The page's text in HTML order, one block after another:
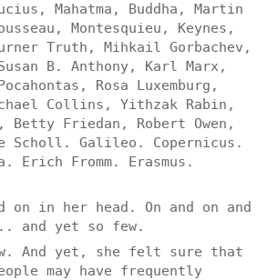
Mahatma, Buddha, Martin
Montesquieu, Keynes,
Truth, Mihkail Gorbachev,
B. Anthony, Karl Marx,
Rosa Luxemburg,
Collins, Yithzak Rabin,
Betty Friedan, Robert Owen,
Scholl. Galileo. Copernicus.
Erich Fromm. Erasmus.
in her head. On and on and
and yet so few.
And yet, she felt sure that
may have frequently